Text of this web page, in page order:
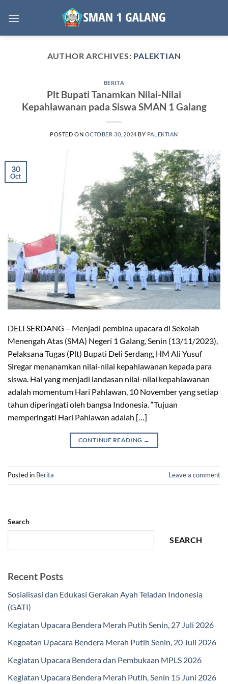
AUTHOR ARCHIVES: PALEKTIAN
BERITA
Plt Bupati Tanamkan Nilai-Nilai
Kepahlawanan pada Siswa SMAN 1 Galang
POSTED ON OCTOBER 30, 2024 BY PALEKTIAN
30
Oct
DELI SERDANG – Menjadi pembina upacara di Sekolah
Menengah Atas (SMA) Negeri 1 Galang, Senin (13/11/2023),
Pelaksana Tugas (Plt) Bupati Deli Serdang, HM Ali Yusuf
Siregar menanamkan nilai-nilai kepahlawanan kepada para
siswa. Hal yang menjadi landasan nilai-nilai kepahlawanan
adalah momentum Hari Pahlawan, 10 November yang setiap
tahun diperingati oleh bangsa Indonesia. “Tujuan
memperingati Hari Pahlawan adalah […]
CONTINUE READING →
Posted in Berita Leave a comment
Search
SEARCH
Recent Posts
Sosialisasi dan Edukasi Gerakan Ayah Teladan Indonesia
(GATI)
Kegiatan Upacara Bendera Merah Putih Senin, 27 Juli 2026
Kegoatan Upacara Bendera Merah Putih Senin, 20 Juli 2026
Kegiatan Upacara Bendera dan Pembukaan MPLS 2026
Kegiatan Upacara Bendera Merah Putih, Senin 15 Juni 2026